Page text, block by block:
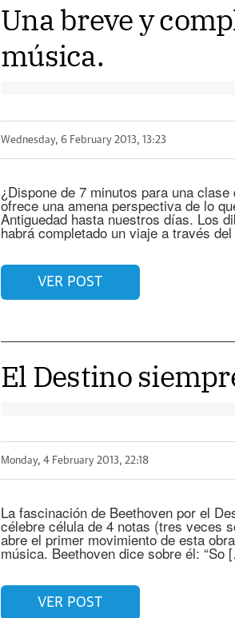
Una breve y
música.
Wednesday, 6 February 2013, 13:23
¿Dispone de 7 minutos para una
ofrece una amena perspectiva de lo
Antiguedad hasta nuestros días. Los
habrá completado un viaje a través
VER POST
El Destino
Monday, 4 February 2013, 22:18
La fascinación de Beethoven por el
célebre célula de 4 notas (tres veces
abre el primer movimiento de esta
música. Beethoven dice sobre él: “So
VER POST